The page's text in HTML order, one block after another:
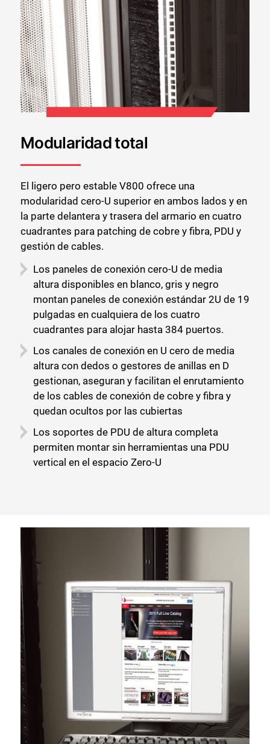
Modularidad total
El ligero pero estable V800 ofrece una
modularidad cero-U superior en ambos lados y en
la parte delantera y trasera del armario en cuatro
cuadrantes para patching de cobre y fibra, PDU y
gestión de cables.
Los paneles de conexión cero-U de media
altura disponibles en blanco, gris y negro
montan paneles de conexión estándar 2U de 19
pulgadas en cualquiera de los cuatro
cuadrantes para alojar hasta 384 puertos.
Los canales de conexión en U cero de media
altura con dedos o gestores de anillas en D
gestionan, aseguran y facilitan el enrutamiento
de los cables de conexión de cobre y fibra y
quedan ocultos por las cubiertas
Los soportes de PDU de altura completa
permiten montar sin herramientas una PDU
vertical en el espacio Zero-U